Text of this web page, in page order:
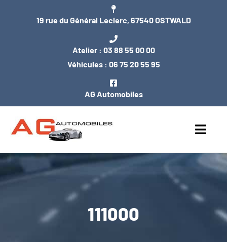
19 rue du Général Leclerc, 67540 OSTWALD
Atelier : 03 88 55 00 00
Véhicules : 06 75 20 55 95
AG Automobiles
ACCUEIL
ENTRETIEN / MÉCANIQUE111000